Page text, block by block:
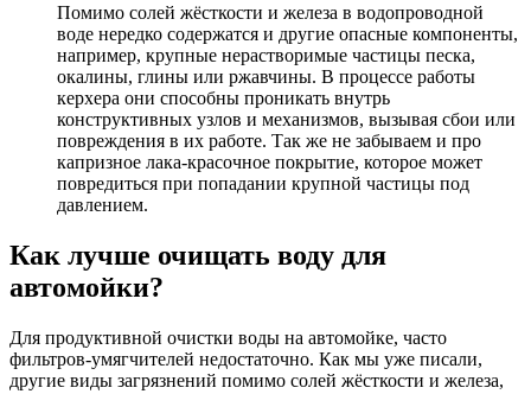
Помимо солей жёсткости и железа в водопроводной
воде нередко содержатся и другие опасные компоненты,
например, крупные нерастворимые частицы песка,
окалины, глины или ржавчины. В процессе работы
керхера они способны проникать внутрь
конструктивных узлов и механизмов, вызывая сбои или
повреждения в их работе. Так же не забываем и про
капризное лака-красочное покрытие, которое может
повредиться при попадании крупной частицы под
давлением.
Как лучше очищать воду для
автомойки?
Для продуктивной очистки воды на автомойке, часто
фильтров-умягчителей недостаточно. Как мы уже писали,
другие виды загрязнений помимо солей жёсткости и железа,